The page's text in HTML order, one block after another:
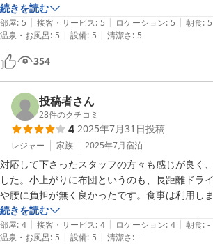
続きを読む
部屋: 5 | 接客・サービス: 5 | ロケーション: 5 | 朝食: 5
温泉・お風呂: 5 | 設備: 5 | 清潔さ: 5
354
投稿者さん
28件のクチコミ
4 2025年7月31日投稿
レジャー 家族 2025年7月宿泊
対応して下さったスタッフの方々も感じが良く
した。小上がりに布団というのも、長距離ドラ
や腰に負担が無く良かったです。食事は利用し
や露天風呂がとても良かったので、ゆっくり過
呂好きの夫は到着後、寝る前、翌朝と3回も露天
ました。唯一気になったのがトイレの芳香剤が
続きを読む
部屋: 4 | 接客・サービス: 4 | ロケーション: 4 | 朝食: -
温泉・お風呂: 5 | 設備: 5 | 清潔さ: -